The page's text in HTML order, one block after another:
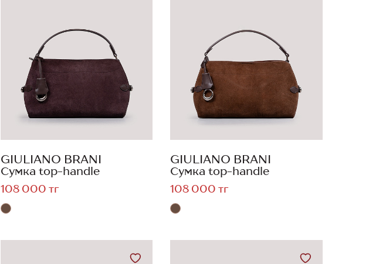
GIULIANO BRANI
Сумка top-handle
108 000 тг
GIULIANO BRANI
Сумка top-handle
108 000 тг